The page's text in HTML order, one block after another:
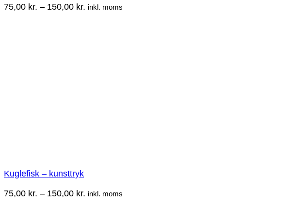
75,00 kr. – 150,00 kr. Prisinterval:
inkl. moms
Kuglefisk – kunsttryk
75,00 kr. – 150,00 kr. Prisinterval:
inkl. moms